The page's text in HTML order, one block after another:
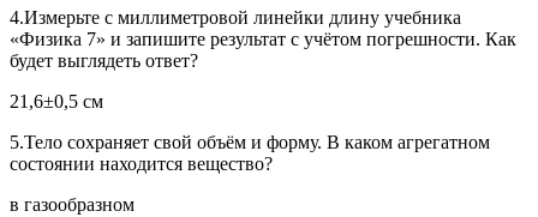
4.Измерьте с миллиметровой линейки длину учебника
«Физика 7» и запишите результат с учётом погрешности. Как
будет выглядеть ответ?
21,6±0,5 см
5.Тело сохраняет свой объём и форму. В каком агрегатном
состоянии находится вещество?
в газообразном